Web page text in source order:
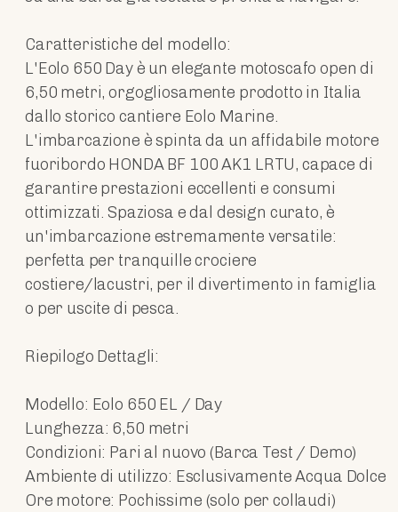
Caratteristiche del modello:
L'Eolo 650 Day è un elegante motoscafo open di
6,50 metri, orgogliosamente prodotto in Italia
dallo storico cantiere Eolo Marine.
L'imbarcazione è spinta da un affidabile motore
fuoribordo HONDA BF 100 AK1 LRTU, capace di
garantire prestazioni eccellenti e consumi
ottimizzati. Spaziosa e dal design curato, è
un'imbarcazione estremamente versatile:
perfetta per tranquille crociere
costiere/lacustri, per il divertimento in famiglia
o per uscite di pesca.
Riepilogo Dettagli:
Modello: Eolo 650 EL / Day
Lunghezza: 6,50 metri
Condizioni: Pari al nuovo (Barca Test / Demo)
Ambiente di utilizzo: Esclusivamente Acqua Dolce
Ore motore: Pochissime (solo per collaudi)